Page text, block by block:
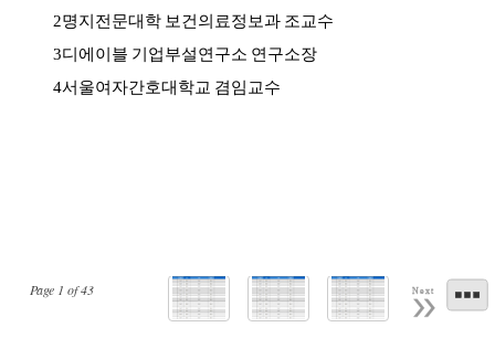
Page 1 of43 Next
2명지전문대학 보건의료정보과 조교수
3디에이블 기업부설연구소 연구소장
4서울여자간호대학교 겸임교수